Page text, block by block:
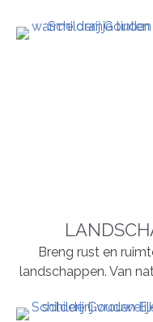
Breng rust en
landschappen. Van